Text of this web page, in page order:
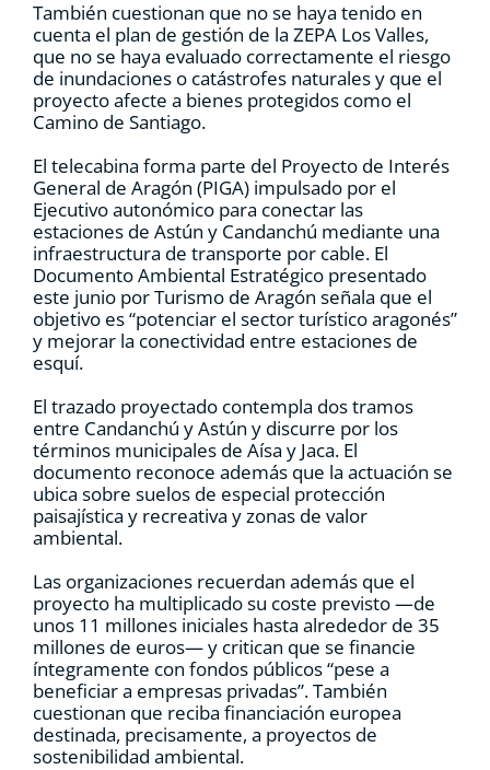
También cuestionan que no se haya tenido en
cuenta el plan de gestión de la ZEPA Los Valles,
que no se haya evaluado correctamente el riesgo
de inundaciones o catástrofes naturales y que el
proyecto afecte a bienes protegidos como el
Camino de Santiago.
El telecabina forma parte del Proyecto de Interés
General de Aragón (PIGA) impulsado por el
Ejecutivo autonómico para conectar las
estaciones de Astún y Candanchú mediante una
infraestructura de transporte por cable. El
Documento Ambiental Estratégico presentado
este junio por Turismo de Aragón señala que el
objetivo es “potenciar el sector turístico aragonés”
y mejorar la conectividad entre estaciones de
esquí.
El trazado proyectado contempla dos tramos
entre Candanchú y Astún y discurre por los
términos municipales de Aísa y Jaca. El
documento reconoce además que la actuación se
ubica sobre suelos de especial protección
paisajística y recreativa y zonas de valor
ambiental.
Las organizaciones recuerdan además que el
proyecto ha multiplicado su coste previsto —de
unos 11 millones iniciales hasta alrededor de 35
millones de euros— y critican que se financie
íntegramente con fondos públicos “pese a
beneficiar a empresas privadas”. También
cuestionan que reciba financiación europea
destinada, precisamente, a proyectos de
sostenibilidad ambiental.